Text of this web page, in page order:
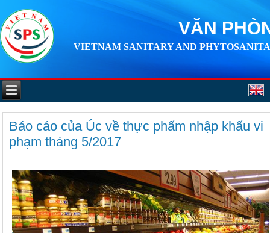
VĂN
VIETNAM SANITARY AND
Báo cáo của Úc về thực phẩm nhập khẩu vi
phạm tháng 5/2017